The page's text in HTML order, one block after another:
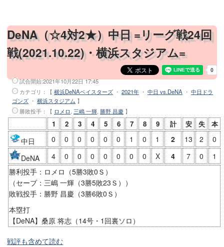
DeNA（☆4対2★）中日 =リーグ戦24回
戦(2021.10.22)・横浜スタジアム=
試合開始:2021年10月22日 17:45
カテゴリ：【 横浜DeNAベイスターズ ・ 2021年 ・ 中日 vs.DeNA ・ 中日ドラ
ゴンズ ・ 横浜スタジアム 】
勝敗投手 ：【 ロメロ 三嶋 一輝 勝野 昌慶 】
1 2 3 4 5 6 7 8 9 計 安 失 本
中日 0 0 0 0 0 0 1 0 1 2 13 2
0
DeNA
4 0 0 0 0 0 0 0 X 4 7 0
1
勝利投手：ロメロ（5勝3敗0Ｓ）
（セーブ：三嶋 一輝（3勝5敗23Ｓ））
敗戦投手：勝野 昌慶（3勝6敗0Ｓ）
本塁打
【DeNA】桑原 将志（14号・1回裏ソロ）
戦評も含めて読む